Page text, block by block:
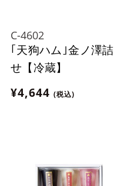
C-4602
｢天狗ハム｣金ノ澤
せ【冷蔵】
¥4,644 (税込)